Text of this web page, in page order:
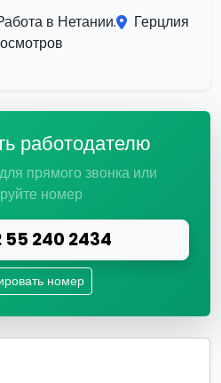
в Нетании.
Герцлия
работодателю
прямого звонка или
номер
55 240 2434
номер